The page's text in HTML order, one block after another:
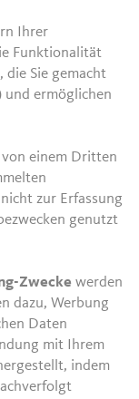
Ihrer
Funktionalität
die Sie gemacht
und ermöglichen
einem Dritten
zur Erfassung
genutzt
Zwecke werden
dazu, Werbung
Daten
mit Ihrem
indem